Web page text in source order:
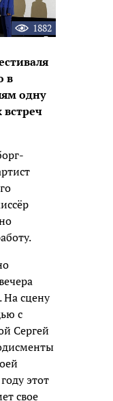
1882
в
одну
На сцену
с
Сергей
этот
свое